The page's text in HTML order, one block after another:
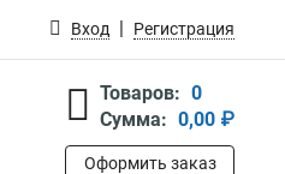
Вход Регистрация
Товаров: 0
Сумма: 0,00 ₽
Оформить заказ